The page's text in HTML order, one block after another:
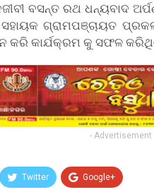
ବସନ୍ତ ରଥ ଧନ୍ୟବାଦ
ସହାୟକ ଗ୍ରାମପଞ୍ଚାୟତ
କରି କାର୍ଯକ୍ରମ କୁ ସଫଳ
- Advertisement
Twitter Google+